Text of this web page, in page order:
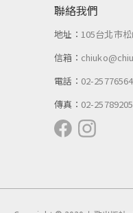
聯絡我們
地址：105台北市
信箱：
電話： 02-25776564
傳真： 02-25789205